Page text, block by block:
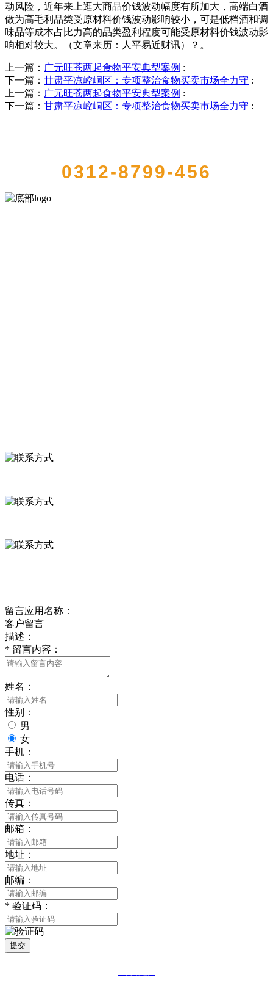
动风险，近年来上逛大商品价钱波动幅度有所加大，高端白酒
做为高毛利品类受原材料价钱波动影响较小，可是低档酒和调
味品等成本占比力高的品类盈利程度可能受原材料价钱波动影
响相对较大。（文章来历：人平易近财讯）？。
上一篇： 广元旺苍两起食物平安典型案例 :
下一篇： 甘肃平凉崆峒区：专项整治食物买卖市场全力守 :
上一篇： 广元旺苍两起食物平安典型案例 :
下一篇： 甘肃平凉崆峒区：专项整治食物买卖市场全力守 :
0312-8799-456
留言应用名称：
客户留言
描述：
* 留言内容：
姓名：
性别：
男
女
手机：
电话：
传真：
邮箱：
地址：
邮编：
* 验证码：
提交